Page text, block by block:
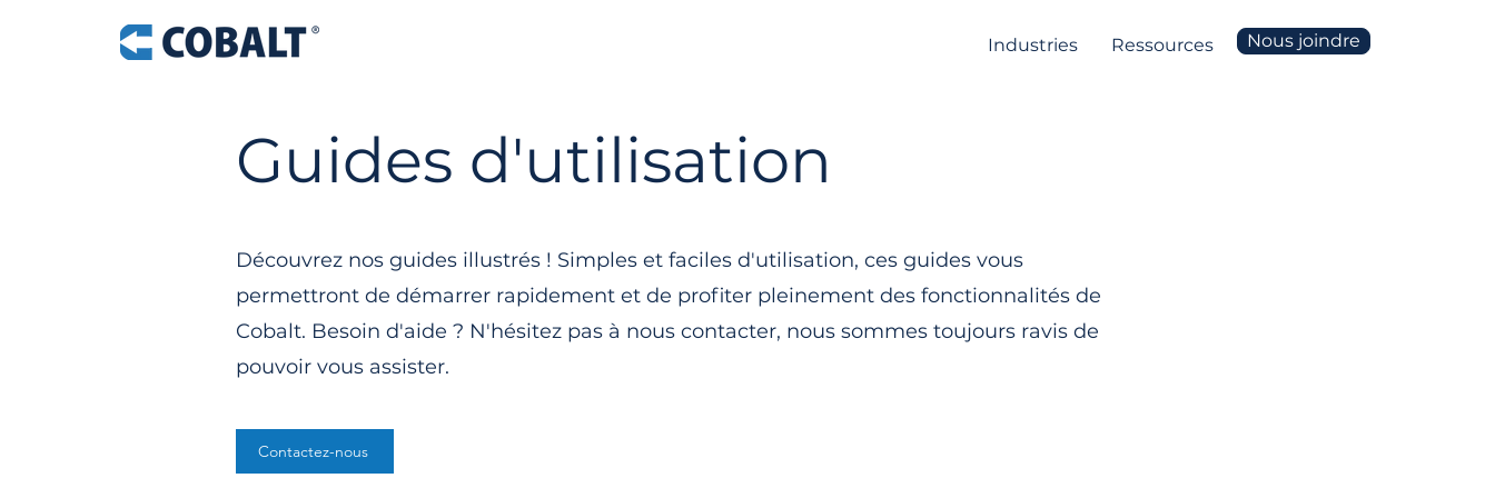
Industries Ressources Nous joindre
Guides d'utilisation
Découvrez nos guides illustrés ! Simples et faciles d'utilisation, ces guides vous
permettront de démarrer rapidement et de profiter pleinement des fonctionnalités de
Cobalt. Besoin d'aide ? N'hésitez pas à nous contacter, nous sommes toujours ravis de
pouvoir vous assister.
Contactez-nous